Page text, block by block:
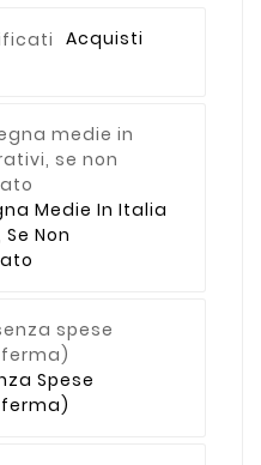
Acquisti
Medie In Italia
Non
Spese